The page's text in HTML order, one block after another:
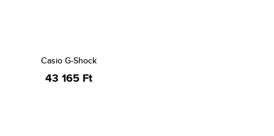
Casio G-Shock
43 165 Ft